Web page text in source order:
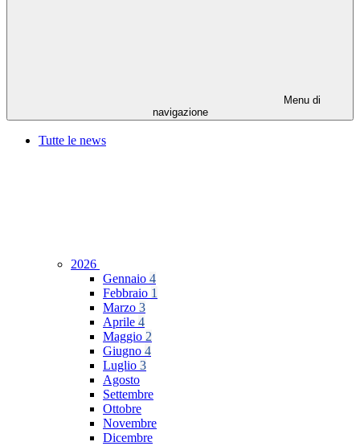
Menu di
navigazione
Tutte le news
2026
Gennaio 4
Febbraio 1
Marzo 3
Aprile 4
Maggio 2
Giugno 4
Luglio 3
Agosto
Settembre
Ottobre
Novembre
Dicembre